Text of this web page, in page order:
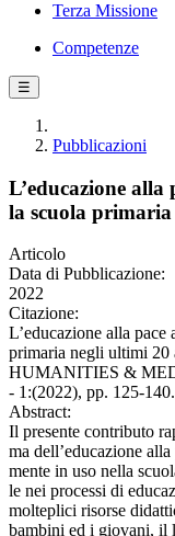
Terza Missione
Competenze
☰
Pubblicazioni
L’educazione
la scuola
Articolo
Data di Pubblicazione:
2022
Citazione:
L’educazione alla
primaria negli ultimi
HUMANITIES &
- 1:(2022), pp. 125-140.
Abstract:
Il presente contributo
ma dell’educazione
mente in uso nella
le nei processi di
molteplici risorse
bambini ed i giovani, il